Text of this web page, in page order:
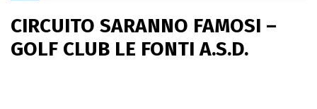
CIRCUITO SARANNO FAMOSI –
GOLF CLUB LE FONTI A.S.D.